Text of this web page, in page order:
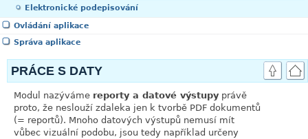
Elektronické podepisování
Ovládání aplikace
Správa aplikace
PRÁCE S DATY
Modul nazýváme reporty a datové výstupy právě
proto, že neslouží zdaleka jen k tvorbě PDF dokumentů
(= reportů). Mnoho datových výstupů nemusí mít
vůbec vizuální podobu, jsou tedy například určeny